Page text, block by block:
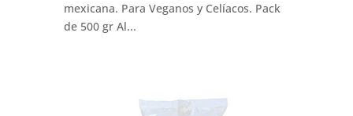
mexicana. Para Veganos y Celíacos. Pack
de 500 gr Al...